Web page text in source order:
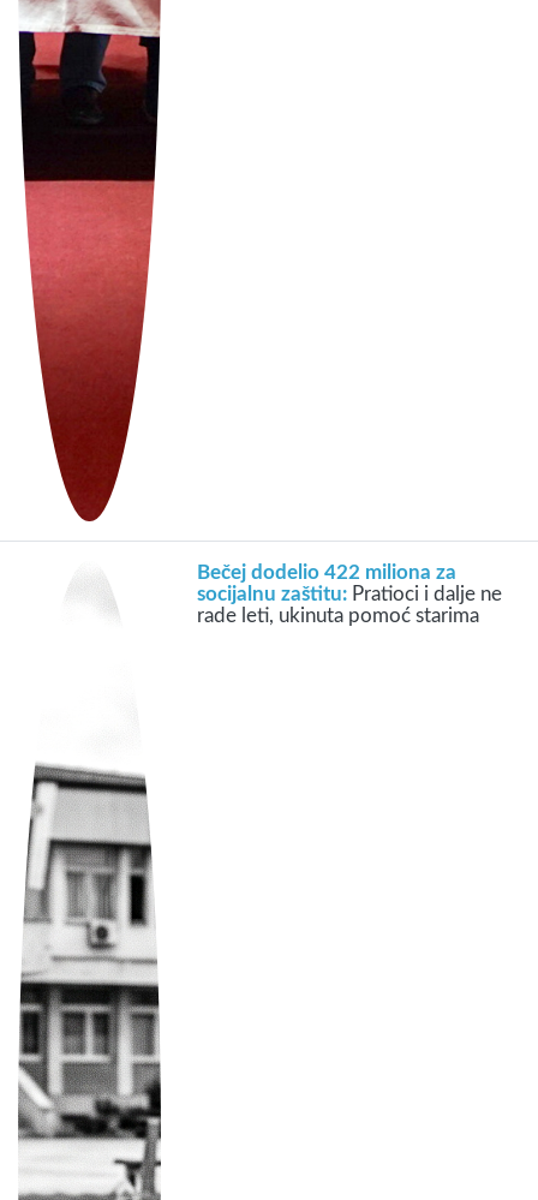
Bečej dodelio 422 miliona za
socijalnu zaštitu: Pratioci i dalje ne
rade leti, ukinuta pomoć starima